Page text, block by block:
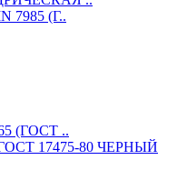
7985 (Г..
(ГОСТ ..
17475-80 ЧЕРНЫЙ